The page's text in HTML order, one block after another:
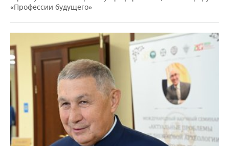
«Профессии будущего»